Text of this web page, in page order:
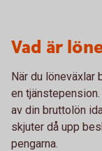
Vad är
När du löneväxlar
en
av din bruttolön
skjuter då upp
pengarna.